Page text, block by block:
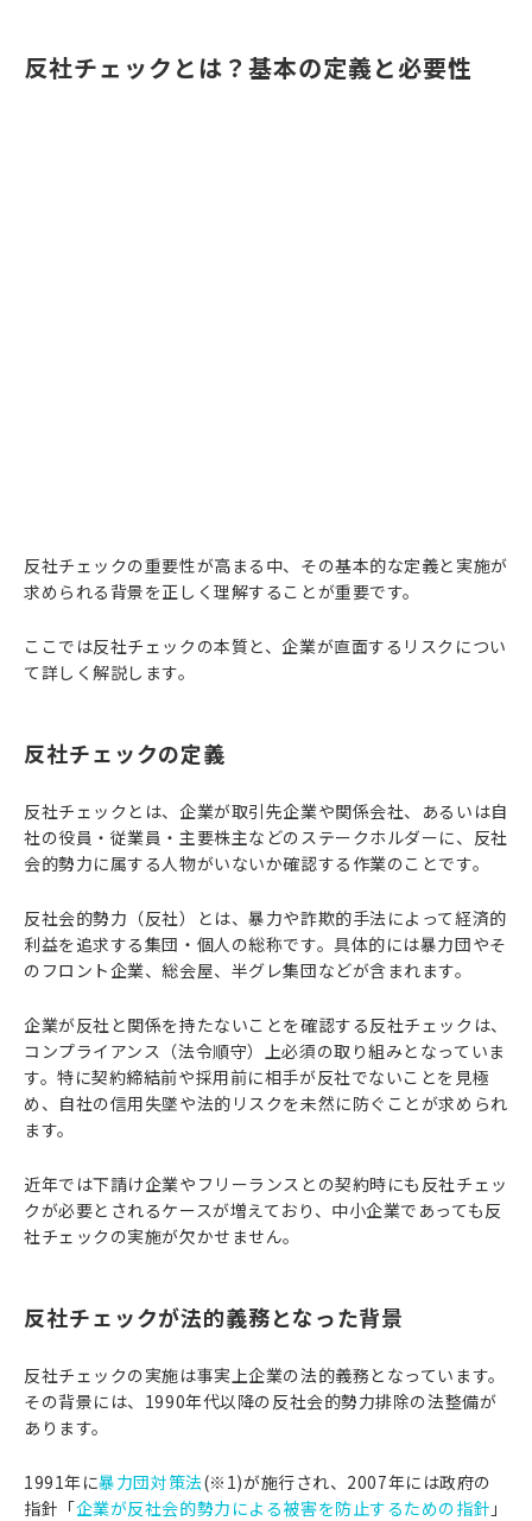
反社チェックとは？基本の定義と必要性
反社チェックの重要性が高まる中、その基本的な定義と実施が
求められる背景を正しく理解することが重要です。
ここでは反社チェックの本質と、企業が直面するリスクについ
て詳しく解説します。
反社チェックの定義
反社チェックとは、企業が取引先企業や関係会社、あるいは自
社の役員・従業員・主要株主などのステークホルダーに、反社
会的勢力に属する人物がいないか確認する作業のことです。
反社会的勢力（反社）とは、暴力や詐欺的手法によって経済的
利益を追求する集団・個人の総称です。具体的には暴力団やそ
のフロント企業、総会屋、半グレ集団などが含まれます。
企業が反社と関係を持たないことを確認する反社チェックは、
コンプライアンス（法令順守）上必須の取り組みとなっていま
す。特に契約締結前や採用前に相手が反社でないことを見極
め、自社の信用失墜や法的リスクを未然に防ぐことが求められ
ます。
近年では下請け企業やフリーランスとの契約時にも反社チェッ
クが必要とされるケースが増えており、中小企業であっても反
社チェックの実施が欠かせません。
反社チェックが法的義務となった背景
反社チェックの実施は事実上企業の法的義務となっています。
その背景には、1990年代以降の反社会的勢力排除の法整備が
あります。
1991年に暴力団対策法(※1)が施行され、2007年には政府の
指針「企業が反社会的勢力による被害を防止するための指針 」